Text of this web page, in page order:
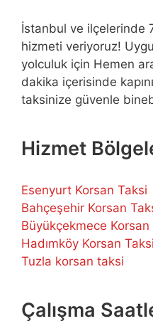
İstanbul ve ilçelerinde
hizmeti veriyoruz!
yolculuk için Hemen
dakika içerisinde
taksinize güvenle
Hizmet
Esenyurt Korsan Taksi
Bahçeşehir Korsan
Büyükçekmece Korsan
Hadımköy Korsan Taksi
Tuzla korsan taksi
Çalışma